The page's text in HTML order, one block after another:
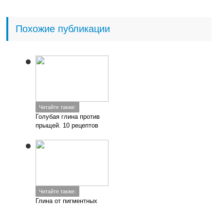
Похожие публикации
Читайте также:
Голубая глина против
прыщей. 10 рецептов
Читайте также:
Глина от пигментных